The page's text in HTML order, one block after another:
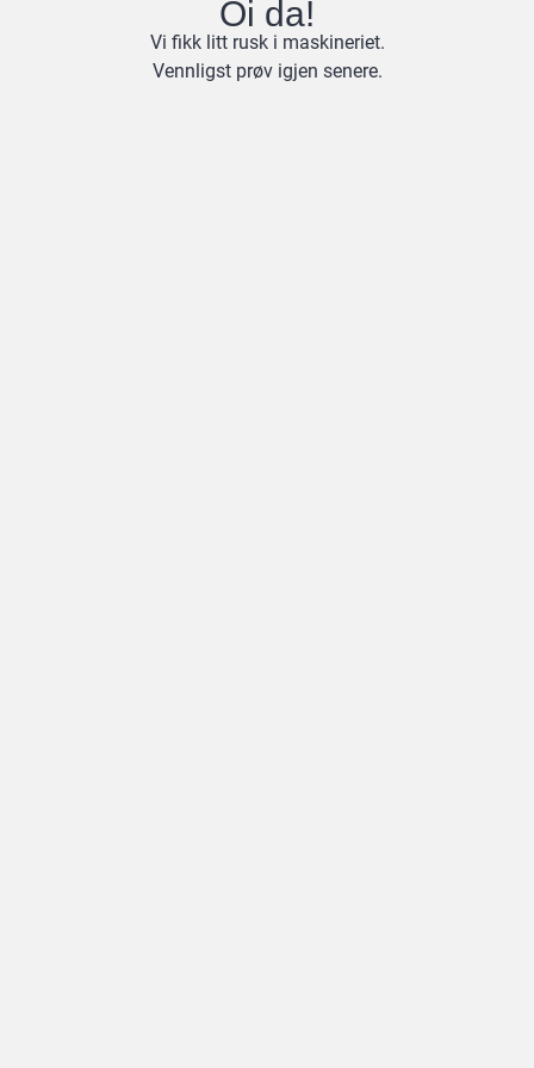
Oi da!
Vi fikk litt rusk i maskineriet.
Vennligst prøv igjen senere.